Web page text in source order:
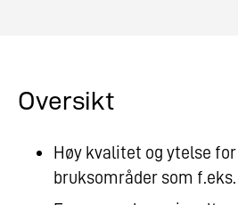
Oversikt
Høy kvalitet og ytelse
bruksområder som